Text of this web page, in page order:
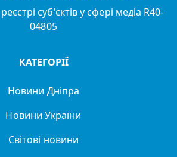
суб'єктів у сфері медіа R40-
04805
КАТЕГОРІЇ
Новини Дніпра
Новини України
Світові новини